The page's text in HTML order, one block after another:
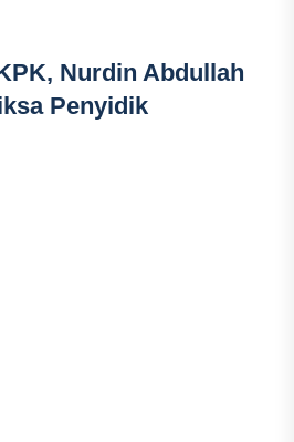
Nurdin Abdullah
Penyidik